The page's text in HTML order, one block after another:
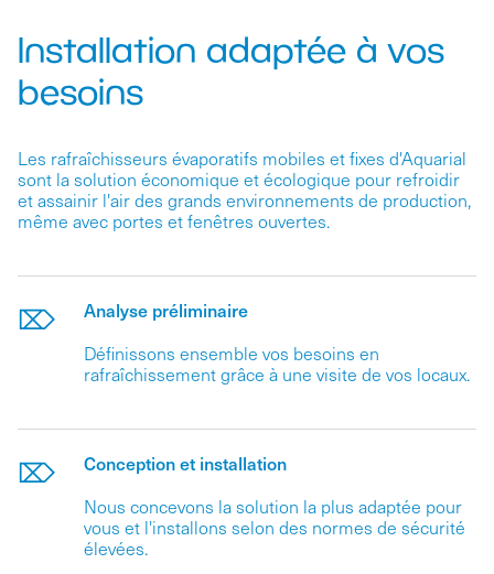
Installation adaptée à vos
besoins
Les rafraîchisseurs évaporatifs mobiles et fixes d'Aquarial
sont la solution économique et écologique pour refroidir
et assainir l'air des grands environnements de production,
même avec portes et fenêtres ouvertes.
Analyse préliminaire
Définissons ensemble vos besoins en
rafraîchissement grâce à une visite de vos locaux.
Conception et installation
Nous concevons la solution la plus adaptée pour
vous et l'installons selon des normes de sécurité
élevées.